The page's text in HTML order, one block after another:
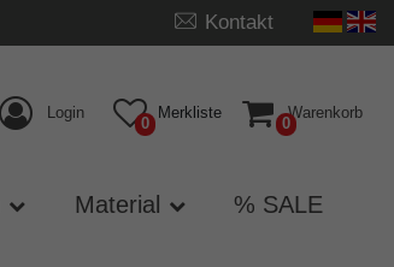
Kontakt
Login
0
Merkliste
0
Warenkorb
Material % SALE